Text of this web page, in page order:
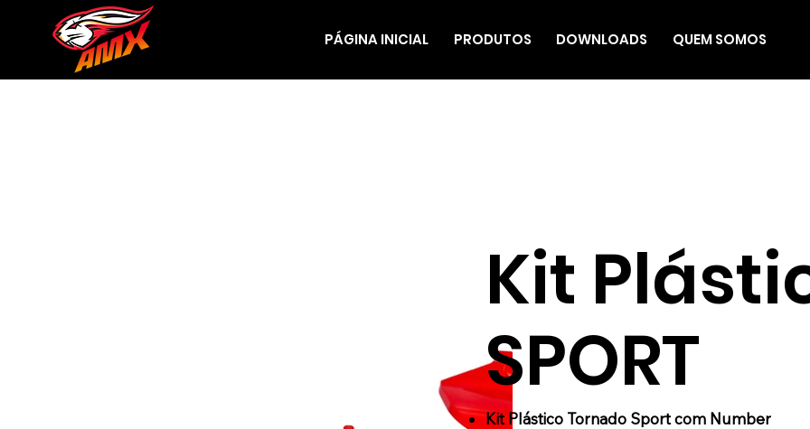
PÁGINA INICIAL PRODUTOS DOWNLOADS QUEM SOMOS
Kit
SPORT
Kit Plástico Tornado Sport com Number